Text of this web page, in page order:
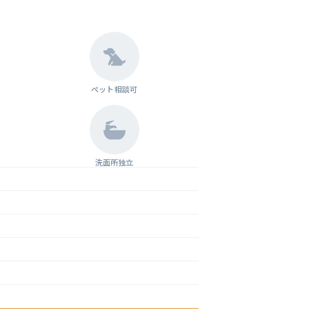
ペット相談可
洗面所独立